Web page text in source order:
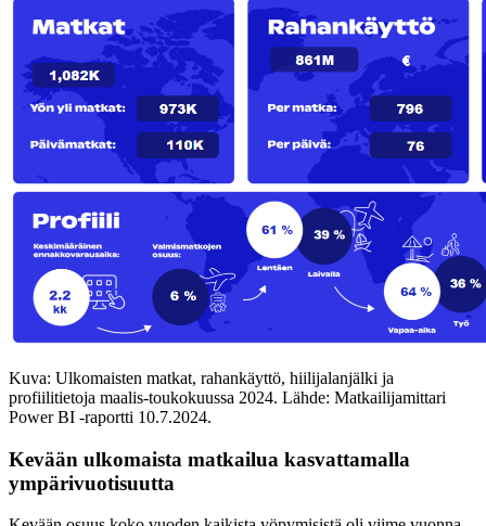
Kuva: Ulkomaisten matkat, rahankäyttö, hiilijalanjälki ja
profiilitietoja maalis-toukokuussa 2024. Lähde: Matkailijamittari
Power BI -raportti 10.7.2024.
Kevään ulkomaista matkailua kasvattamalla
ympärivuotisuutta